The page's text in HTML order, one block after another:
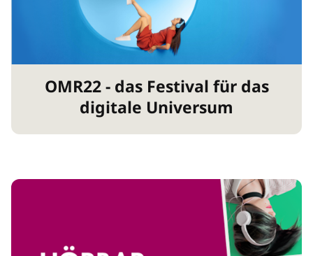
OMR22 - das Festival für das
digitale Universum